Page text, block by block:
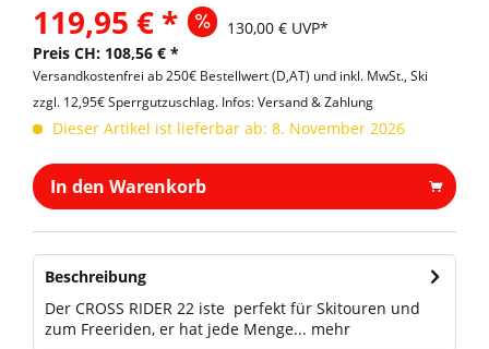
119,95 € *
130,00 € UVP*
Preis CH: 108,56 € *
Versandkostenfrei ab 250€ Bestellwert (D,AT) und inkl. MwSt., Ski
zzgl. 12,95€ Sperrgutzuschlag. Infos: Versand & Zahlung
Dieser Artikel ist lieferbar ab: 8. November 2026
In den Warenkorb
Beschreibung
Der CROSS RIDER 22 iste perfekt für Skitouren und
zum Freeriden, er hat jede Menge... mehr